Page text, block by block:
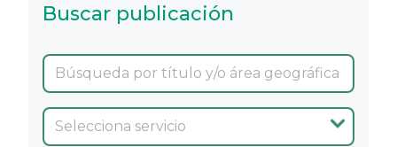
Buscar publicación